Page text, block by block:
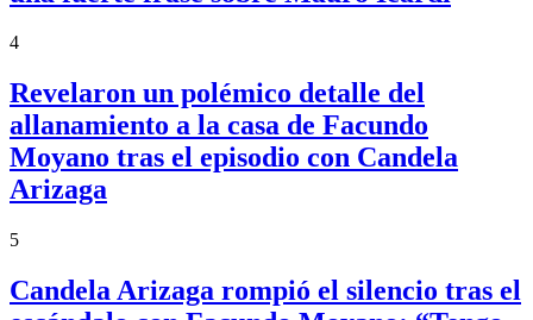
4
Revelaron un polémico detalle del
allanamiento a la casa de Facundo
Moyano tras el episodio con Candela
Arizaga
5
Candela Arizaga rompió el silencio tras el